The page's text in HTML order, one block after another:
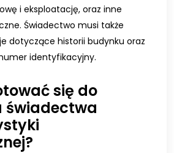
i eksploatację, oraz inne
Świadectwo musi także
dotyczące historii budynku oraz
identyfikacyjny.
się do
świadectwa